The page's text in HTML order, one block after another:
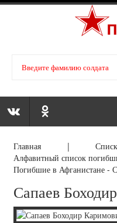
Главная |
Алфавитный список
Погибшие в Афганистане - С
Сапаев